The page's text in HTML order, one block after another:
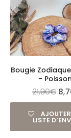
Bougie
–
21,90€
LISTE